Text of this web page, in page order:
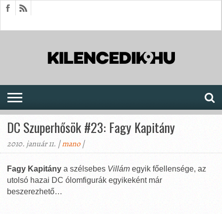
DC Szuperhősök #23: Fagy Kapitány
2010. január 11. |mano|
Fagy Kapitány a szélsebes Villám egyik főellensége, az
utolsó hazai DC ólomfigurák egyikeként már
beszerezhető…